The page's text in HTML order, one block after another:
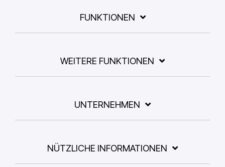
FUNKTIONEN
WEITERE FUNKTIONEN
UNTERNEHMEN
NÜTZLICHE INFORMATIONEN